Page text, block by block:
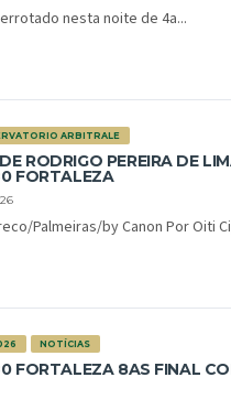
nesta noite de 4a...
ARBITRALE
RODRIGO PEREIRA DE
FORTALEZA
Palmeiras/by Canon Por Oiti
NOTÍCIAS
FORTALEZA 8AS FINAL